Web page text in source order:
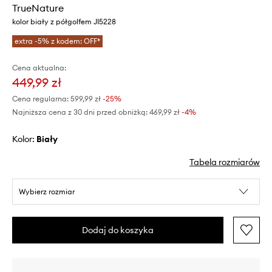
TrueNature
kolor biały z półgolfem JI5228
extra -5% z kodem: OFF*
Cena aktualna:
449,99 zł
Cena regularna: 599,99 zł -25%
Najniższa cena z 30 dni przed obniżką: 469,99 zł -4%
Kolor: biały
Tabela rozmiarów
Wybierz rozmiar
Dodaj do koszyka